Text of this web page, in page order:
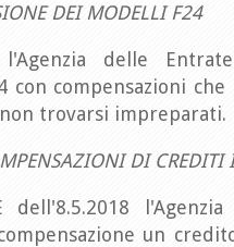
DEI MODELLI F24
delle
con compensazioni
trovarsi impreparati.
DI CREDITI
dell'8.5.2018
un